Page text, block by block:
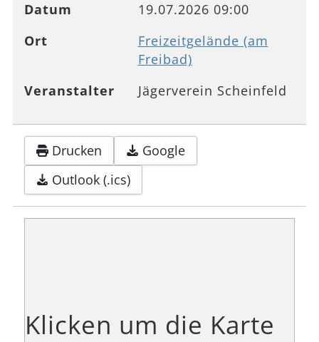
Datum 19.07.2026 09:00
Ort
Freizeitgelände (am
Freibad)
Veranstalter
Jägerverein Scheinfeld
Drucken
Google
Outlook (.ics)
Klicken um die Karte